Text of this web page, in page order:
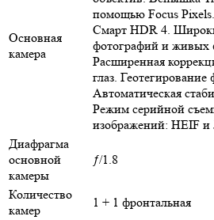
Основная
камера
помощью Focus
Смарт HDR 4.
фотографий и живых
Расширенная
глаз. Геотегирование
Автоматическая
Режим серийной
изображений: HEIF и
Диафрагма
основной
камеры
ƒ/1.8
Количество
камер
1 + 1 фронтальная